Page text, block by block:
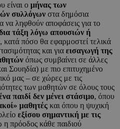
είναι ο μήνας των
συλλόγων στα δημόσια
να ληφθούν αποφάσεις για το
τάξη λόγω απουσιών ή
κατά πόσο θα εφαρμοστεί τελικά
και για εισαγωγή της
όπως συμβαίνει σε άλλες
Σουηδία) με πιο επιτυχημένο
μας – σε χώρες με τις
των μαθητών σε όλους τους
παιδί δεν μένει στάσιμο, όπου
μαθητές και όπου η ψυχική
εξίσου σημαντική με τις
η πρόοδος κάθε παιδιού